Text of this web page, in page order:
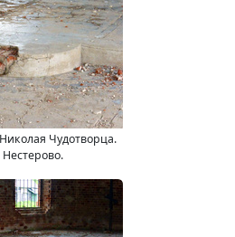
Чудотворца.
Нестерово.